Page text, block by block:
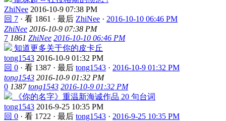
ZhiNee 2016-10-9 07:38 PM
回 7 · 看 1861 · 最后 ZhiNee · 2016-10-10 06:46 PM
ZhiNee 2016-10-9 07:38 PM
7 1861 ZhiNee 2016-10-10 06:46 PM
知道更多关于你的皮卡丘
tong1543 2016-10-9 01:32 PM
回 0 · 看 1387 · 最后 tong1543 · 2016-10-9 01:32 PM
tong1543 2016-10-9 01:32 PM
0 1387 tong1543 2016-10-9 01:32 PM
《你的名字》重温新海诚作品 20 句台词
tong1543 2016-9-25 10:35 PM
回 0 · 看 1722 · 最后 tong1543 · 2016-9-25 10:35 PM